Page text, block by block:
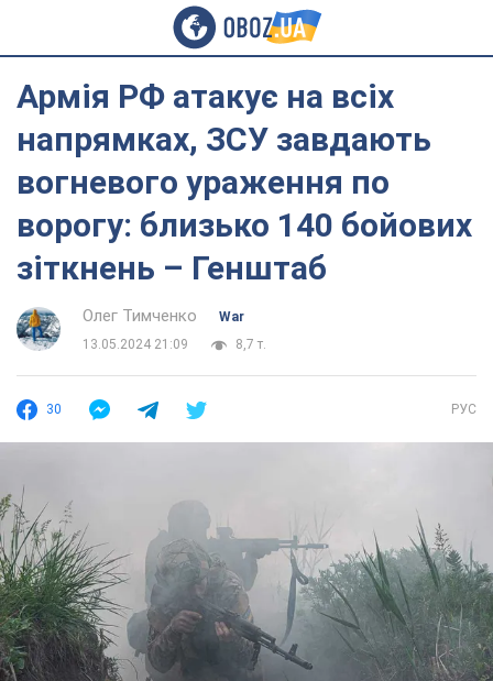
Армія РФ атакує на всіх
напрямках, ЗСУ завдають
вогневого ураження по
ворогу: близько 140 бойових
зіткнень – Генштаб
Олег Тимченко
War
13.05.2024 21:09
8,7 т.
30 РУС